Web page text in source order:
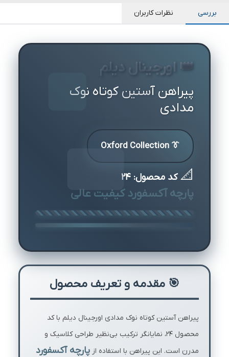
بررسی نظرات کاربران
👑 اورجینال دیلم
پیراهن آستین کوتاه نوک
مدادی
👔 Oxford Collection
📐 کد محصول: ۲۴
پارچه آکسفورد کیفیت عالی
🎯 مقدمه و تعریف محصول
پیراهن آستین کوتاه نوک مدادی اورجینال دیلم با کد
محصول ۲۴، نمایانگر ترکیب بی‌نظیر طراحی کلاسیک و
مدرن است. این پیراهن با استفاده از پارچه آکسفورد